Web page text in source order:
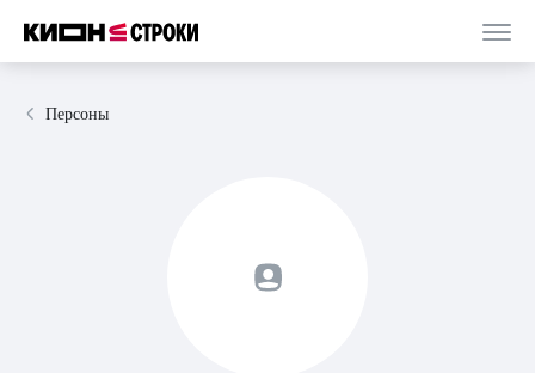
Персоны